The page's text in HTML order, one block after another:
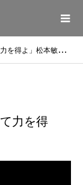
よ」松本敏之牧師
力を得